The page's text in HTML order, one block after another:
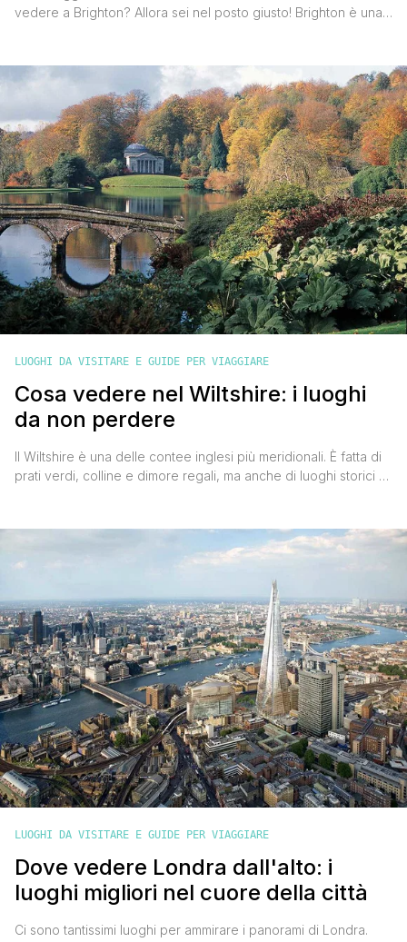
vedere a Brighton? Allora sei nel posto giusto! Brighton è una
dai classici paesini delle campagne, sia per lo stile di vita
vivace che per [']
LUOGHI DA VISITARE E GUIDE PER VIAGGIARE
Cosa vedere nel Wiltshire: i luoghi
da non perdere
Il Wiltshire è una delle contee inglesi più meridionali. È fatta di
prati verdi, colline e dimore regali, ma anche di luoghi storici e
piacevoli sorprese. Ci sono però dei luoghi da non perdere,
LUOGHI DA VISITARE E GUIDE PER VIAGGIARE
Dove vedere Londra dall'alto: i
luoghi migliori nel cuore della città
Ci sono tantissimi luoghi per ammirare i panorami di Londra.